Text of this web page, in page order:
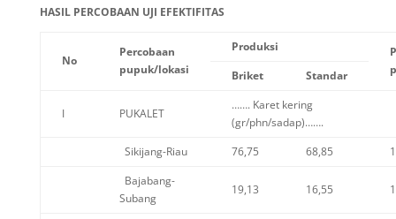
HASIL PERCOBAAN UJI EFEKTIFITAS
No
Percobaan
pupuk/lokasi
Produksi
Briket Standar
I PUKALET
……. Karet kering
(gr/phn/sadap)…….
Sikijang-Riau
76,75 68,85
Bajabang-
Subang
19,13 16,55